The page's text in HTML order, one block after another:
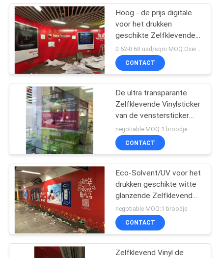
Hoog - de prijs digitale
voor het drukken
geschikte Zelfklevende
Vinylsticker 140g van de
kwaliteitsfabriek
CONTACT
De ultra transparante
Zelfklevende Vinylsticker
van de venstersticker
120mic
negotiable MOQ:1 broodje
CONTACT
Eco-Solvent/UV voor het
drukken geschikte witte
glanzende Zelfklevende
Vinylsticker 140gsm
negotiable MOQ:1 broodje
CONTACT
Zelfklevend Vinyl de